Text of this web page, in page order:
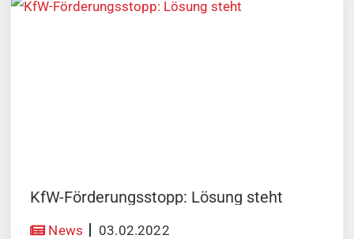
KfW-Förderungsstopp: Lösung steht
News 03.02.2022